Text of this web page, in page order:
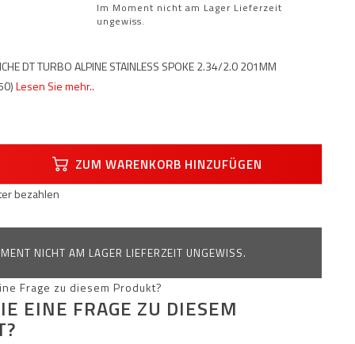
Im Moment nicht am Lager Lieferzeit
ungewiss.
DT TURBO ALPINE STAINLESS SPOKE 2.34/2.0 201MM
Lesen Sie mehr..
ZUM WARENKORB HINZUFÜGEN
bezahlen
NICHT AM LAGER LIEFERZEIT UNGEWISS.
EINE FRAGE ZU DIESEM